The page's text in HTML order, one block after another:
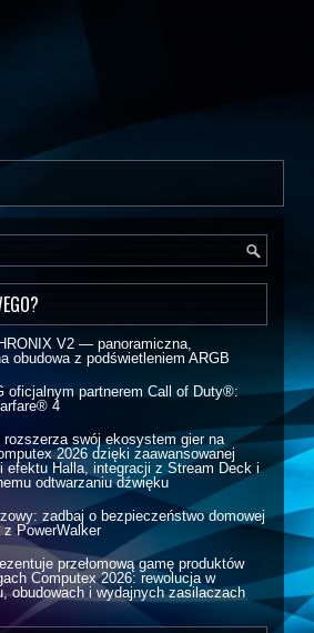
V2 — panoramiczna,
obudowa z podświetleniem ARGB
oficjalnym partnerem Call of Duty®:
4
rozszerza swój ekosystem gier na
2026 dzięki zaawansowanej
efektu Halla, integracji z Stream Deck i
odtwarzaniu dźwięku
zadbaj o bezpieczeństwo domowej
PowerWalker
przełomową gamę produktów
Computex 2026: rewolucja w
obudowach i wydajnych zasilaczach